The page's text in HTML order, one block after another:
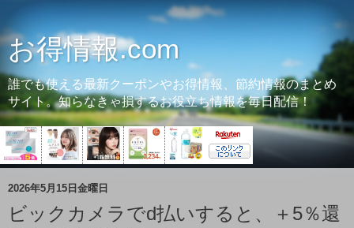
お得情報.com
誰でも使える最新クーポンやお得情報、節約情報のまとめ
サイト。知らなきゃ損するお役立ち情報を毎日配信！
2026年5月15日金曜日
ビックカメラでd払いすると、＋5％還